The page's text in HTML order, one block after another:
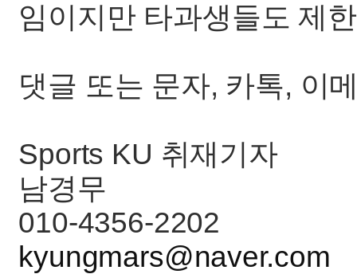
임이지만 타과생들도 제
댓글 또는 문자, 카톡, 이
Sports KU 취재기자
남경무
010-4356-2202
kyungmars@naver.com